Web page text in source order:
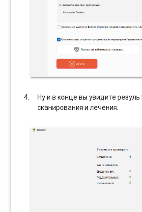
Ну и в конце вы увидите
сканирования и лечения.